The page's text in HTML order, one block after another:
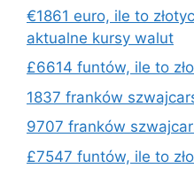
€1861 euro, ile to
aktualne kursy walut
£6614 funtów, ile to
1837 franków
9707 franków
£7547 funtów, ile to